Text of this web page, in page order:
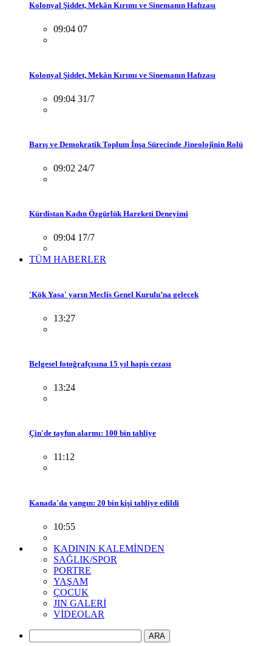
Kolonyal Şiddet, Mekân Kırımı ve Sinemanın Hafızası
09:04 07
Kolonyal Şiddet, Mekân Kırımı ve Sinemanın Hafızası
09:04 31/7
Barış ve Demokratik Toplum İnşa Sürecinde Jineolojînin Rolü
09:02 24/7
Kürdistan Kadın Özgürlük Hareketi Deneyimi
09:04 17/7
TÜM HABERLER
'Kök Yasa' yarın Meclis Genel Kurulu’na gelecek
13:27
Belgesel fotoğrafçısına 15 yıl hapis cezası
13:24
Çin'de tayfun alarmı: 100 bin tahliye
11:12
Kanada'da yangın: 20 bin kişi tahliye edildi
10:55
KADININ KALEMİNDEN
SAĞLIK/SPOR
PORTRE
YAŞAM
ÇOCUK
JIN GALERİ
VİDEOLAR
ARA